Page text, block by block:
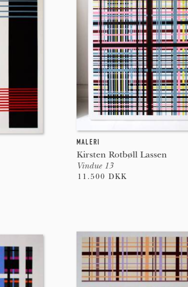
MALERI
Kirsten Rotbøll Lassen
Vindue 13
11.500 DKK